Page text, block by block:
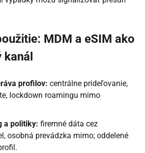
MDM a eSIM ako
profilov: centrálne prideľovanie,
lockdown roamingu mimo
a politiky: firemné dáta cez
osobná prevádzka mimo; oddelené